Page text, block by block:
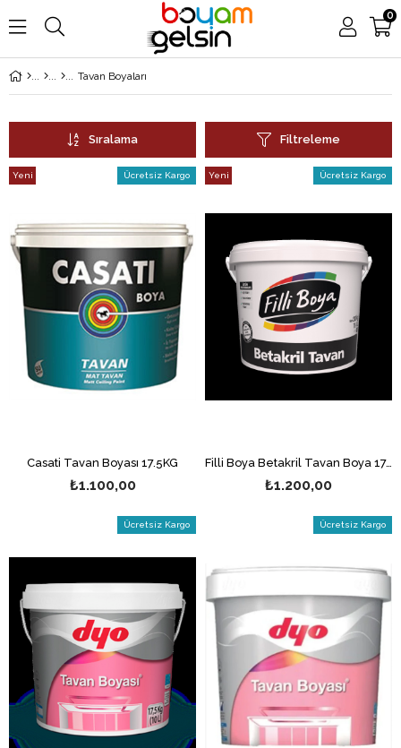
0
Tavan Boyaları
Filtreleme
Sıralama
Casati Tavan Boyası 17.5KG
₺1.100,00
Ücretsiz Kargo
Yeni
Filli Boya Betakril Tavan Boya 17.5 Kg
₺1.200,00
Ücretsiz Kargo
Yeni
Ücretsiz Kargo Ücretsiz Kargo